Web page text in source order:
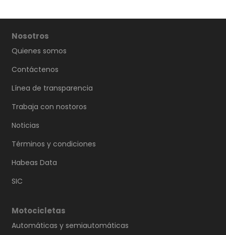
Nosotros
Quienes somos
Contáctenos
Línea de transparencia
Trabaja con nostoros
Noticias
Términos y condiciones
Habeas Data
SIC
Motocicletas
Automáticas y semiautomáticas